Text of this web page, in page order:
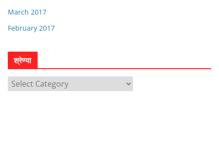
March 2017
February 2017
श्रेण्या
श्रे
ण्या